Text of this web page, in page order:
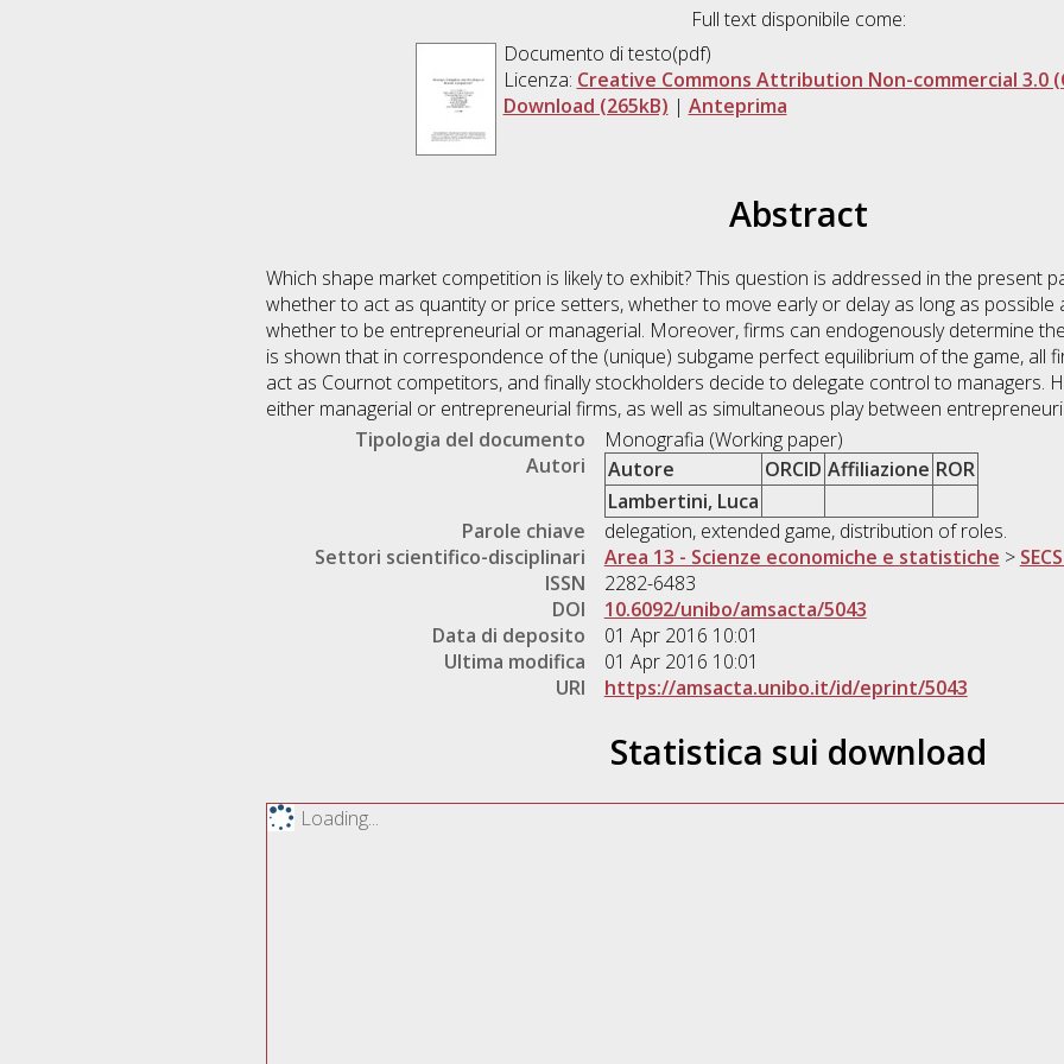
Full text disponibile come:
Documento di testo(pdf)
Licenza: Creative Commons Attribution Non-commercial 3.0
Download (265kB) | Anteprima
Abstract
Which shape market competition is likely to exhibit? This question is addressed in the present
whether to act as quantity or price setters, whether to move early or delay as long as possible
whether to be entrepreneurial or managerial. Moreover, firms can endogenously determine
is shown that in correspondence of the (unique) subgame perfect equilibrium of the game, all
act as Cournot competitors, and finally stockholders decide to delegate control to managers.
either managerial or entrepreneurial firms, as well as simultaneous play between
Tipologia del documento
Monografia (Working paper)
Autori
Autore ORCID Affiliazione ROR
Lambertini, Luca
Parole chiave
delegation, extended game, distribution of roles.
Settori scientifico-disciplinari
Area 13 - Scienze economiche e statistiche >
ISSN
2282-6483
DOI
10.6092/unibo/amsacta/5043
Data di deposito
01 Apr 2016 10:01
Ultima modifica
01 Apr 2016 10:01
URI
https://amsacta.unibo.it/id/eprint/5043
Statistica sui download
Loading...